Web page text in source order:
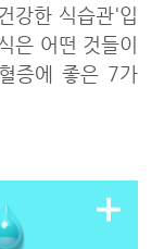
강한 식습관'입
은 어떤 것들이
증에 좋은 7가